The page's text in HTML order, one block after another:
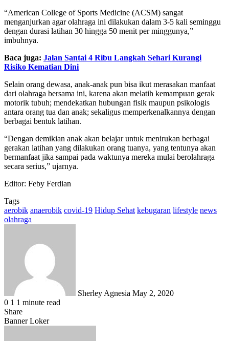
“American College of Sports Medicine (ACSM) sangat
menganjurkan agar olahraga ini dilakukan dalam 3-5 kali seminggu
dengan durasi latihan 30 hingga 50 menit per minggunya,”
imbuhnya.
Baca juga: Jalan Santai 4 Ribu Langkah Sehari Kurangi
Risiko Kematian Dini
Selain orang dewasa, anak-anak pun bisa ikut merasakan manfaat
dari olahraga bersama ini, karena akan melatih kemampuan gerak
motorik tubuh; mendekatkan hubungan fisik maupun psikologis
antara orang tua dan anak; sekaligus memperkenalkannya dengan
berbagai bentuk latihan.
“Dengan demikian anak akan belajar untuk menirukan berbagai
gerakan latihan yang dilakukan orang tuanya, yang tentunya akan
bermanfaat jika sampai pada waktunya mereka mulai berolahraga
secara serius,” ujarnya.
Editor: Feby Ferdian
Tags
aerobik anaerobik covid-19 Hidup Sehat kebugaran lifestyle news
olahraga
Sherley Agnesia May 2, 2020
0 1 1 minute read
Share
Facebook
X
LinkedIn
WhatsApp
Share
Banner Loker